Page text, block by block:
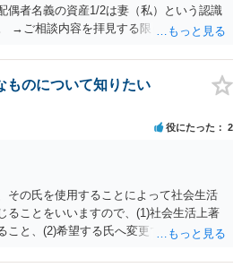
偶者名義の資産1/2は妻（私）という認識
→ご相談内容を拝見する限りでは、その
相続人に対して自宅の評価額の１/２の代
す。
ものについて知りたい
役にたった 2
その氏を使用することによって社会生活
ることをいいますので、(1)社会生活上著
こと、(2)希望する氏へ変更できればその
す。 記録中に現れた一切の事情が判断対